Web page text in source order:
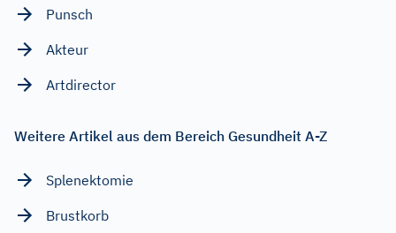
Punsch
Akteur
Artdirector
Weitere Artikel aus dem Bereich Gesundheit A-Z
Splenektomie
Brustkorb